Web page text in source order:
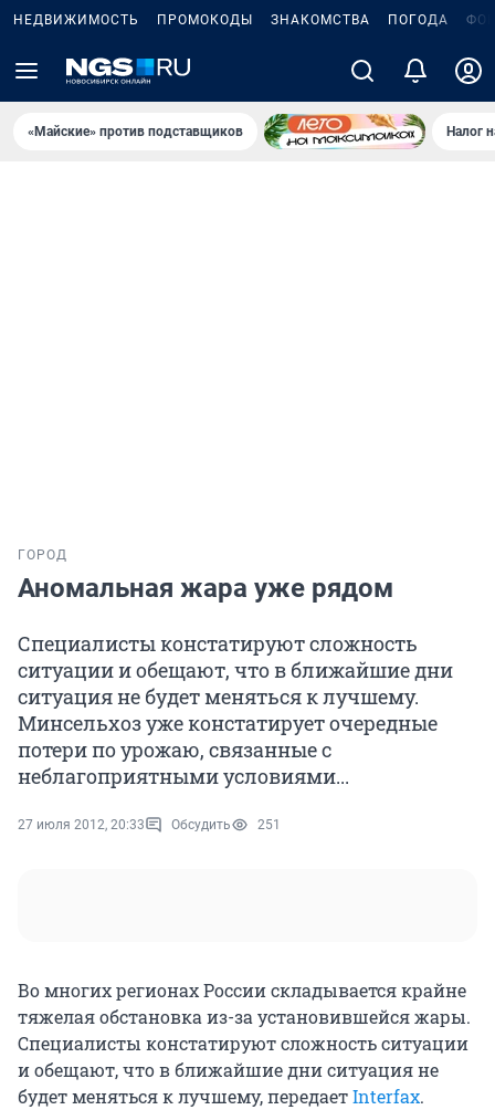
НЕДВИЖИМОСТЬ ПРОМОКОДЫ ЗНАКОМСТВА ПОГОДА
«Майские» против подставщиков Налог
ГОРОД
Аномальная жара уже рядом
Специалисты констатируют сложность
ситуации и обещают, что в ближайшие дни
ситуация не будет меняться к лучшему.
Минсельхоз уже констатирует очередные
потери по урожаю, связанные с
неблагоприятными условиями...
27 июля 2012, 20:33 Обсудить 251
Во многих регионах России складывается крайне
тяжелая обстановка из-за установившейся жары.
Специалисты констатируют сложность ситуации
и обещают, что в ближайшие дни ситуация не
будет меняться к лучшему, передаетInterfax.